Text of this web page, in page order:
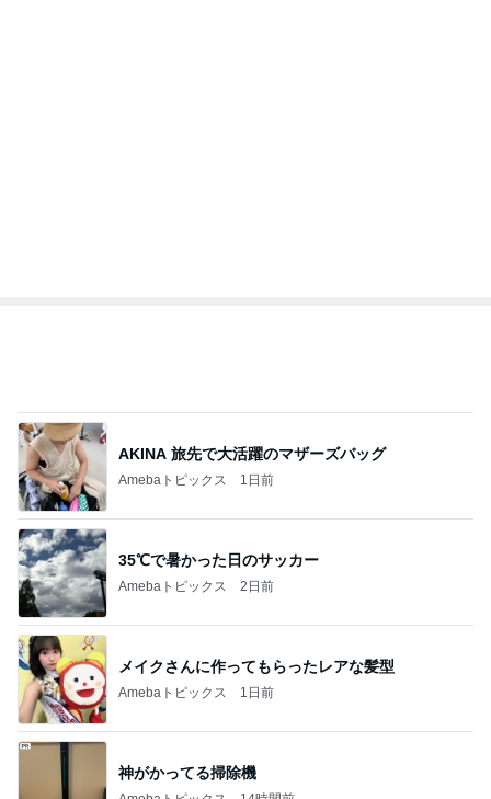
AKINA 旅先で大活躍のマザーズバッグ
Amebaトピックス 1日前
35℃で暑かった日のサッカー
Amebaトピックス 2日前
メイクさんに作ってもらったレアな髪型
Amebaトピックス 1日前
神がかってる掃除機